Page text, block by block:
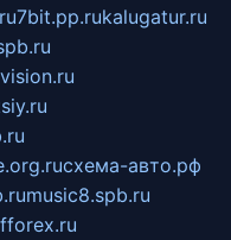
7bit.pp.rukalugatur.ru
схема-авто.рф
music8.spb.ru